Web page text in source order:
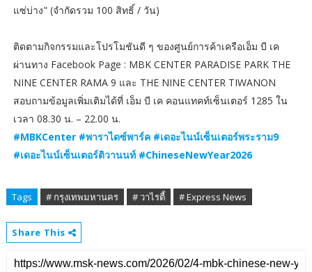
แซ่บ่าง" (จำกัดรวม 100 สิทธิ์ / วัน)
ติดตามกิจกรรมและโปรโมชันดี ๆ ของศูนย์การค้าเครือเอ็ม บี เค
ผ่านทาง Facebook Page : MBK CENTER PARADISE PARK THE
NINE CENTER RAMA 9 และ THE NINE CENTER TIWANON
สอบถามข้อมูลเพิ่มเติมได้ที่ เอ็ม บี เค คอนแทคท์เซ็นเตอร์ 1285 ใน
เวลา 08.30 น. – 22.00 น.
#MBKCenter #พาราไดซ์พาร์ค #เดอะไนน์เซ็นเตอร์พระราม9
#เดอะไนน์เซ็นเตอร์ติวานนท์ #ChineseNewYear2026
Tags # กรุงเทพมหานคร # วาไรตี้ # Express News
Share This